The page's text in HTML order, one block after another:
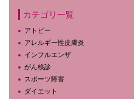
カテゴリ一覧
アトピー
アレルギー性皮膚炎
インフルエンザ
がん検診
スポーツ障害
ダイエット